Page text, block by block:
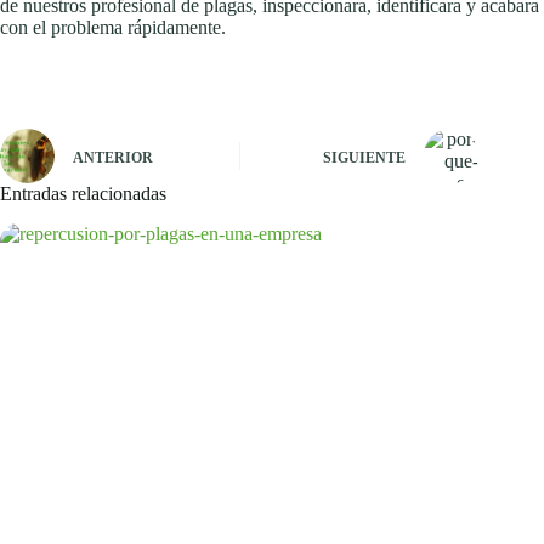
de nuestros profesional de plagas, inspeccionara, identificara y acabara
con el problema rápidamente.
ANTERIOR SIGUIENTE
Entradas relacionadas